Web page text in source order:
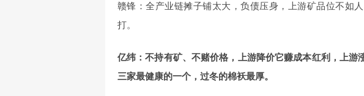
赣锋：全产业链摊子铺太大，负债压身，上游矿品位不如
打。
亿纬：不持有矿、不赌价格，上游降价它赚成本红利，上游
三家最健康的一个，过冬的棉袄最厚。